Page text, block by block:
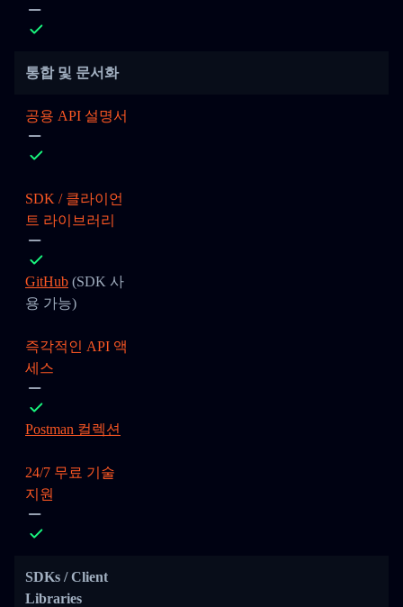
통합 및 문서화
공용 API 설명서
SDK / 클라이언
트 라이브러리
GitHub (SDK 사
용 가능)
즉각적인 API 액
세스
Postman 컬렉션
24/7 무료 기술
지원
SDKs / Client
Libraries